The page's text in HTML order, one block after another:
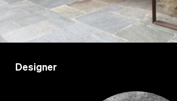
Designer